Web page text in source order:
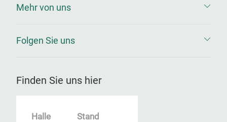
Mehr von uns
Folgen Sie uns
Finden Sie uns hier
Halle Stand